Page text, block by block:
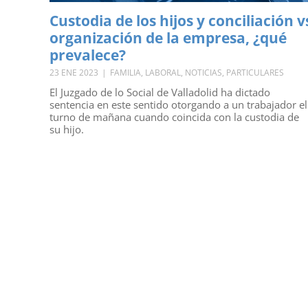
Custodia de los hijos y conciliación
organización de la empresa, ¿qué
prevalece?
23 ENE 2023 | FAMILIA, LABORAL, NOTICIAS, PARTICULARES
El Juzgado de lo Social de Valladolid ha dictado
sentencia en este sentido otorgando a un trabajador el
turno de mañana cuando coincida con la custodia de
su hijo.